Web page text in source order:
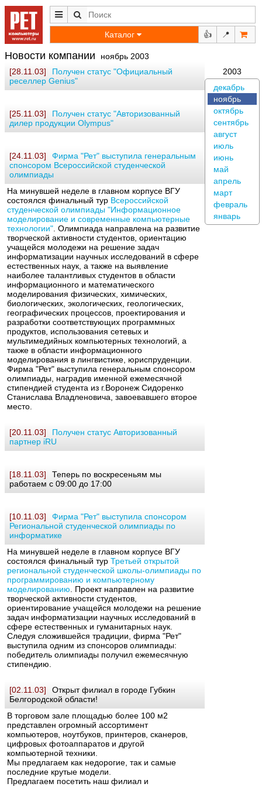
Каталог 👍 📍
Новости компании
ноябрь 2003
[28.11.03]
Получен статус "Официальный
реселлер Genius"
[25.11.03]
Получен статус "Авторизованный
дилер продукции Olympus"
[24.11.03]
Фирма "Рет" выступила генеральным
спонсором Всероссийской студенческой
олимпиады
На минувшей неделе в главном корпусе ВГУ
состоялся финальный тур Всероссийской
студенческой олимпиады "Информационное
моделирование и современные компьютерные
технологии" . Олимпиада направлена на развитие
творческой активности студентов, ориентацию
учащейся молодежи на решение задач
информатизации научных исследований в сфере
естественных наук, а также на выявление
наиболее талантливых студентов в области
информационного и математического
моделирования физических, химических,
биологических, экологических, геологических,
географических процессов, проектирования и
разработки соответствующих программных
продуктов, использования сетевых и
мультимедийных компьютерных технологий, а
также в области информационного
моделирования в лингвистике, юриспруденции.
Фирма "Рет" выступила генеральным спонсором
олимпиады, наградив именной ежемесячной
стипендией студента из г.Воронеж Сидоренко
Станислава Владленовича, завоевавшего второе
место.
[20.11.03]
Получен статус Авторизованный
партнер iRU
[18.11.03]
Теперь по воскресеньям мы
работаем с 09:00 до 17:00
[10.11.03]
Фирма "Рет" выступила спонсором
Региональной студенческой олимпиады по
информатике
На минувшей неделе в главном корпусе ВГУ
состоялся финальный тур Третьей открытой
региональной студенческой школы-олимпиады по
программированию и компьютерному
моделированию . Проект направлен на развитие
творческой активности студентов,
ориентирование учащейся молодежи на решение
задач информатизации научных исследований в
сфере естественных и гуманитарных наук.
Следуя сложившейся традиции, фирма "Рет"
выступила одним из спонсоров олимпиады:
победитель олимпиады получил ежемесячную
стипендию.
[02.11.03]
Открыт филиал в городе Губкин
Белгородской области!
В торговом зале площадью более 100 м2
представлен огромный ассортимент
компьютеров, ноутбуков, принтеров, сканеров,
цифровых фотоаппаратов и другой
компьютерной техники.
Мы предлагаем как недорогие, так и самые
последние крутые модели.
Предлагаем посетить наш филиал и
2003
декабрь
ноябрь
октябрь
сентябрь
август
июль
июнь
май
апрель
март
февраль
январь